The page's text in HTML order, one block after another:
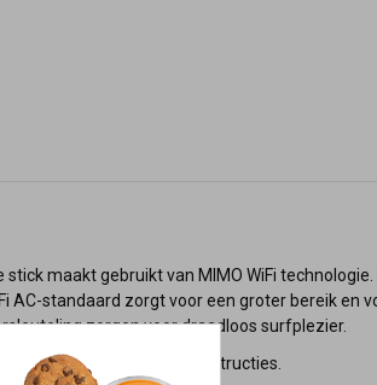
maakt gebruikt van MIMO WiFi
AC-standaard zorgt voor een groter bereik en
zorgen voor draadloos surfplezier.
deze pagina voor instructies.